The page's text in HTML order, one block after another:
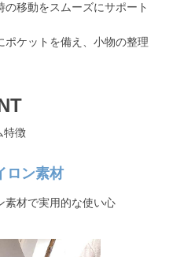
移動をスムーズにサポート
ポケットを備え、小物の整理
特徴
ロン素材
素材で実用的な使い心